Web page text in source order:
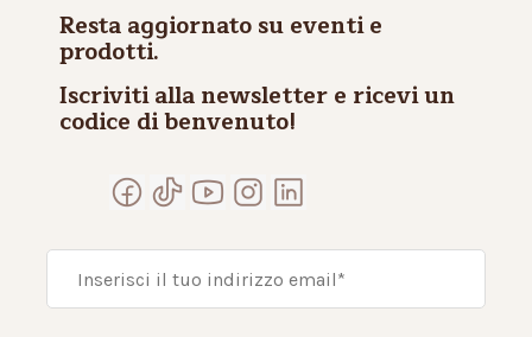
Resta aggiornato su eventi e
prodotti.
Iscriviti alla newsletter e ricevi un
codice di benvenuto!